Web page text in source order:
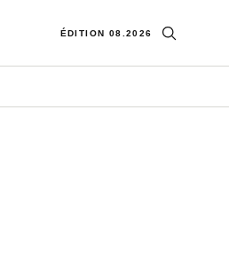
ÉDITION 08.2026 Ouvrir la